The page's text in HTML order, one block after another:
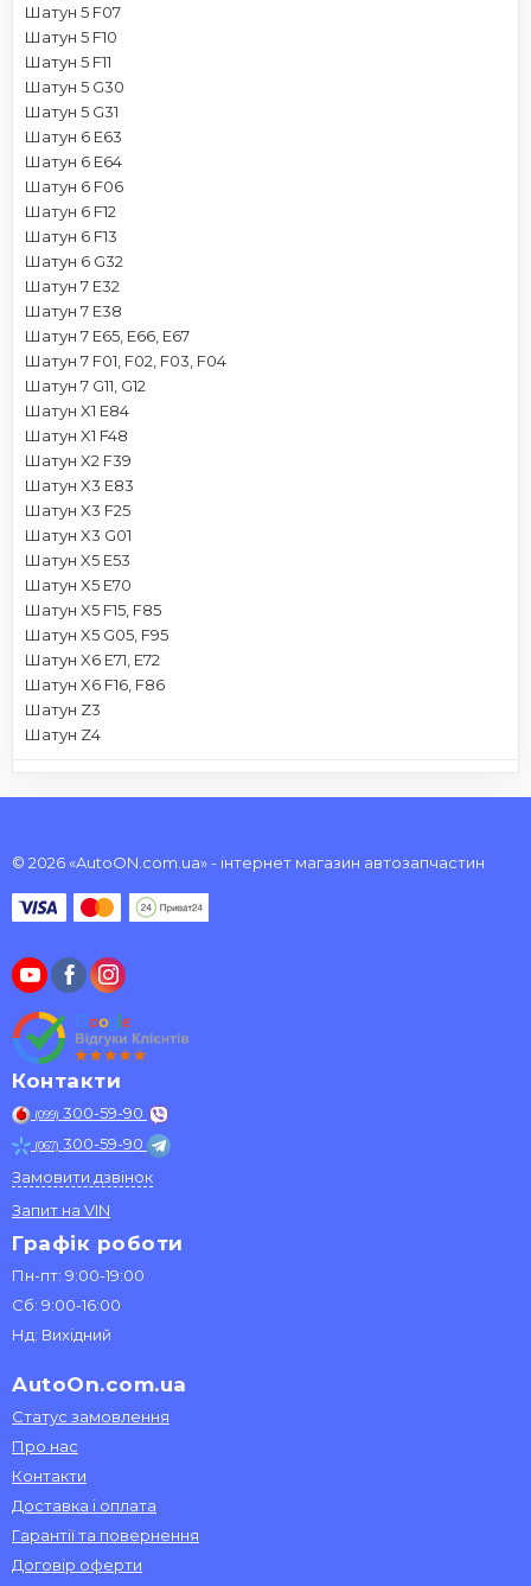
Шатун 5 F07
Шатун 5 F10
Шатун 5 F11
Шатун 5 G30
Шатун 5 G31
Шатун 6 E63
Шатун 6 E64
Шатун 6 F06
Шатун 6 F12
Шатун 6 F13
Шатун 6 G32
Шатун 7 E32
Шатун 7 E38
Шатун 7 E65, E66, E67
Шатун 7 F01, F02, F03, F04
Шатун 7 G11, G12
Шатун X1 E84
Шатун X1 F48
Шатун X2 F39
Шатун X3 E83
Шатун X3 F25
Шатун X3 G01
Шатун X5 E53
Шатун X5 E70
Шатун X5 F15, F85
Шатун X5 G05, F95
Шатун X6 E71, E72
Шатун X6 F16, F86
Шатун Z3
Шатун Z4
© 2026 «AutoON.com.ua» - інтернет магазин автозапчастин
Контакти
(099) 300-59-90
(067) 300-59-90
Замовити дзвінок
Запит на VIN
Графік роботи
Пн-пт: 9:00-19:00
Сб: 9:00-16:00
Нд: Вихідний
AutoOn.com.ua
Статус замовлення
Про нас
Контакти
Доставка і оплата
Гарантії та повернення
Договір оферти